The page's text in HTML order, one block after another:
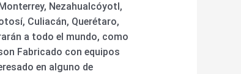
Nezahualcóyotl,
Culiacán, Querétaro,
a todo el mundo, como
Fabricado con equipos
en alguno de